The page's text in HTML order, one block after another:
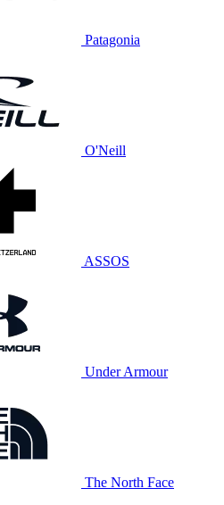
Patagonia
O'Neill
ASSOS
Under Armour
The North Face